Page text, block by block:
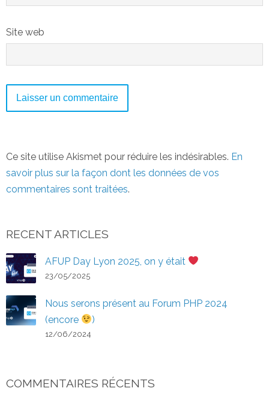
Site web
Ce site utilise Akismet pour réduire les indésirables. En
savoir plus sur la façon dont les données de vos
commentaires sont traitées.
RECENT ARTICLES
AFUP Day Lyon 2025, on y était
23/05/2025
Nous serons présent au Forum PHP 2024
(encore
)
12/06/2024
COMMENTAIRES RÉCENTS